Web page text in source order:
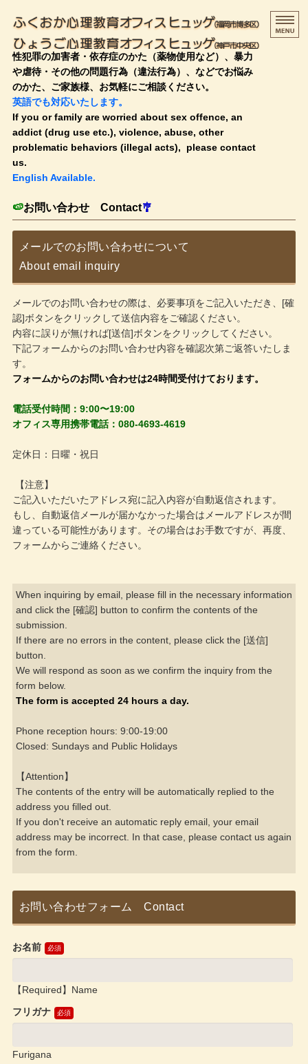
ふく
性犯罪の加害者・依存症のかた（薬物使用など）、暴力
や虐待・その他の問題行為（違法行為）、などでお悩み
のかた、ご家族様、お気軽にご相談ください。
英語でも対応いたします。
If you or family are worried about sex offence, an
addict (drug use etc.), violence, abuse, other
problematic behaviors (illegal acts), please contact
us.
English Available.
HOME
治療・支援の流れ
プロフィール
メールでのお問い合わせ
🍉お問い合わせ Contact🎐
メールでのお問い合わせについて
About email inquiry
メールでのお問い合わせの際は、必要事項をご記入いただき、[確
認]ボタンをクリックして送信内容をご確認ください。
内容に誤りが無ければ[送信]ボタンをクリックしてください。
下記フォームからのお問い合わせ内容を確認次第ご返答いたしま
す。
フォームからのお問い合わせは24時間受付けております。
電話受付時間：9:00〜19:00
オフィス専用携帯電話：080-4693-4619
定休日：日曜・祝日
【注意】
ご記入いただいたアドレス宛に記入内容が自動返信されます。
もし、自動返信メールが届かなかった場合はメールアドレスが間
違っている可能性があります。その場合はお手数ですが、再度、
フォームからご連絡ください。
When inquiring by email, please fill in the necessary information
and click the [確認] button to confirm the contents of the
submission.
If there are no errors in the content, please click the [送信]
button.
We will respond as soon as we confirm the inquiry from the
form below.
The form is accepted 24 hours a day.
Phone reception hours: 9:00-19:00
Closed: Sundays and Public Holidays
【Attention】
The contents of the entry will be automatically replied to the
address you filled out.
If you don't receive an automatic reply email, your email
address may be incorrect. In that case, please contact us again
from the form.
お問い合わせフォーム Contact
お名前
【Required】Name
フリガナ
Furigana